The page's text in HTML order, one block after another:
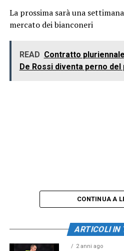
La prossima sarà una
mercato dei bianconeri
READ Contratto
De Rossi diventa perno
CONTINUA A
ARTICOLI IN
2 anni ago